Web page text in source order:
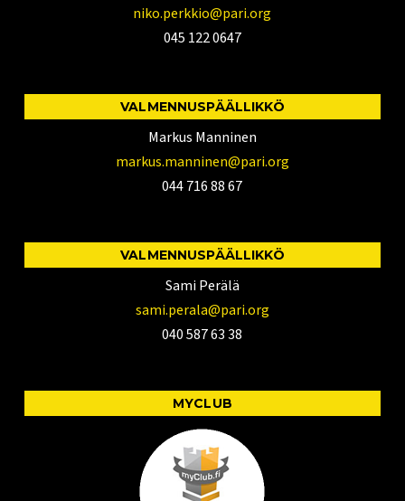
niko.perkkio@pari.org
045 122 0647
VALMENNUSPÄÄLLIKKÖ
Markus Manninen
markus.manninen@pari.org
044 716 88 67
VALMENNUSPÄÄLLIKKÖ
Sami Perälä
sami.perala@pari.org
040 587 63 38
MYCLUB